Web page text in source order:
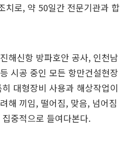
치로, 약 50일간 전문기관과 합
해신항 방파호안 공사, 인천남
시공 중인 모든 항만건설현장
대형장비 사용과 해상작업이
해 끼임, 떨어짐, 맞음, 넘어짐
중적으로 들여다본다.